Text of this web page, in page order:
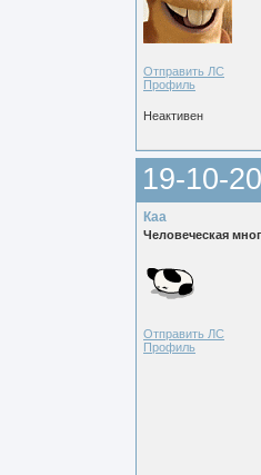
Отправить ЛС
Профиль
Неактивен
19-10-
Каа
Человеческая
Отправить ЛС
Профиль